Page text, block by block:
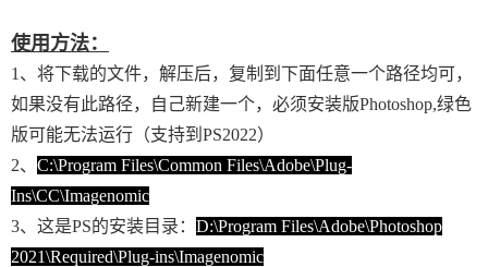
使用方法：
1、将下载的文件，解压后，复制到下面任意一个路径均可，
如果没有此路径，自己新建一个，必须安装版Photoshop,绿色
版可能无法运行（支持到PS2022）
2、 C:\Program Files\Common Files\Adobe\Plug-
Ins\CC\Imagenomic
3、这是PS的安装目录： D:\Program Files\Adobe\Photoshop
2021\Required\Plug-ins\Imagenomic